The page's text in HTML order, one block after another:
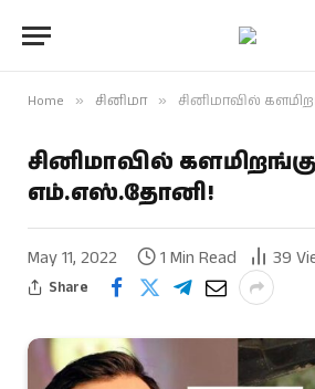
Home » சினிமா » சினிமாவில்
சினிமாவில்
எம்.எஸ்.தோனி!
May 11, 2022 1 Min Read 39
Share